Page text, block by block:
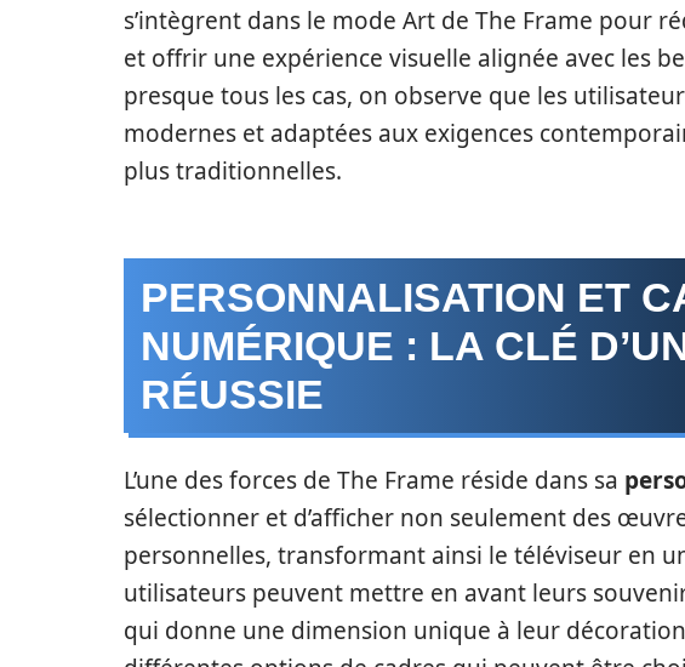
s’intègrent dans le mode Art de The Frame pour
et offrir une expérience visuelle alignée avec les
presque tous les cas, on observe que les
modernes et adaptées aux exigences
plus traditionnelles.
PERSONNALISATION ET
NUMÉRIQUE : LA CLÉ
RÉUSSIE
L’une des forces de The Frame réside dans sa
sélectionner et d’afficher non seulement des
personnelles, transformant ainsi le téléviseur en
utilisateurs peuvent mettre en avant leurs
qui donne une dimension unique à leur